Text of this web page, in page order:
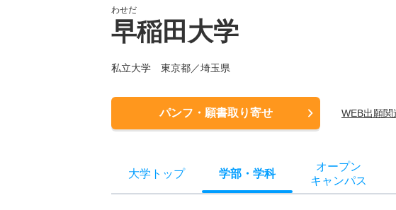
わせだ
早稲田大学
私立大学 東京都／埼玉県
パンフ・願書取り寄せ WEB出願関
大学トップ 学部 ・ 学科
オープン
キャンパス